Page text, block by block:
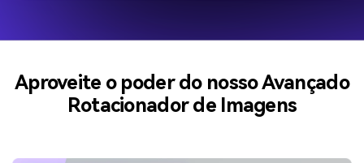
Aproveite o poder do nosso Avançado
Rotacionador de Imagens